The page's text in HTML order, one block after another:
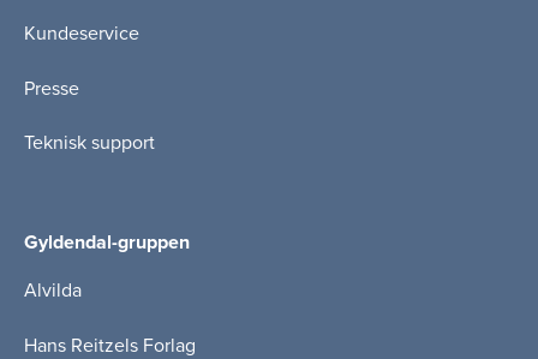
Kundeservice
Presse
Teknisk support
Gyldendal-gruppen
Alvilda
Hans Reitzels Forlag